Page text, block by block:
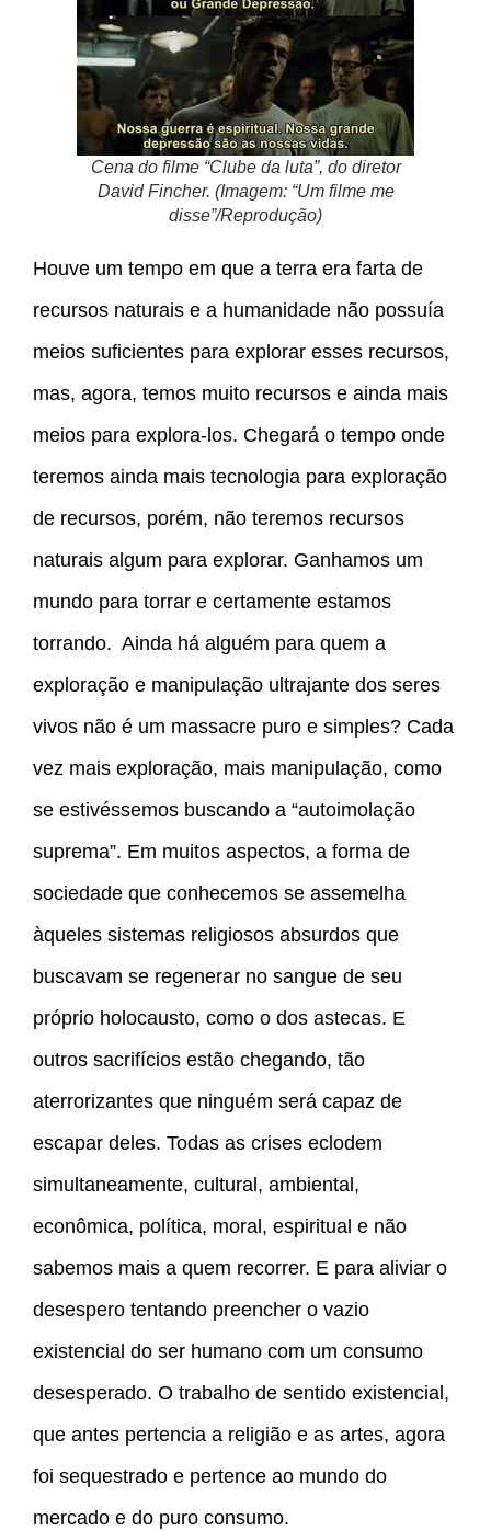
Cena do filme “Clube da luta”, do diretor
David Fincher. (Imagem: “Um filme me
disse”/Reprodução)
Houve um tempo em que a terra era farta de
recursos naturais e a humanidade não possuía
meios suficientes para explorar esses recursos,
mas, agora, temos muito recursos e ainda mais
meios para explora-los. Chegará o tempo onde
teremos ainda mais tecnologia para exploração
de recursos, porém, não teremos recursos
naturais algum para explorar. Ganhamos um
mundo para torrar e certamente estamos
torrando. Ainda há alguém para quem a
exploração e manipulação ultrajante dos seres
vivos não é um massacre puro e simples? Cada
vez mais exploração, mais manipulação, como
se estivéssemos buscando a “autoimolação
suprema”. Em muitos aspectos, a forma de
sociedade que conhecemos se assemelha
àqueles sistemas religiosos absurdos que
buscavam se regenerar no sangue de seu
próprio holocausto, como o dos astecas. E
outros sacrifícios estão chegando, tão
aterrorizantes que ninguém será capaz de
escapar deles. Todas as crises eclodem
simultaneamente, cultural, ambiental,
econômica, política, moral, espiritual e não
sabemos mais a quem recorrer. E para aliviar o
desespero tentando preencher o vazio
existencial do ser humano com um consumo
desesperado. O trabalho de sentido existencial,
que antes pertencia a religião e as artes, agora
foi sequestrado e pertence ao mundo do
mercado e do puro consumo.